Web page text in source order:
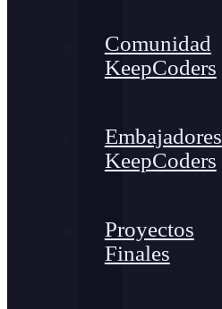
Comunidad
KeepCoders
Embajadores
KeepCoders
Proyectos
Finales